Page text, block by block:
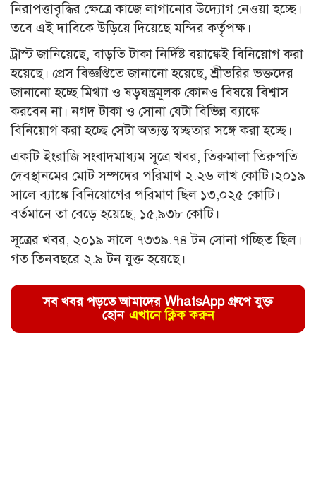
নিরাপত্তাবৃদ্ধির ক্ষেত্রে কাজে লাগানোর উদ্যোগ নেওয়া হচ্ছে।
তবে এই দাবিকে উড়িয়ে দিয়েছে মন্দির কর্তৃপক্ষ।
ট্রাস্ট জানিয়েছে, বাড়তি টাকা নির্দিষ্ট ব্য়াঙ্কেই বিনিয়োগ করা
হয়েছে। প্রেস বিজ্ঞপ্তিতে জানানো হয়েছে, শ্রীভরির ভক্তদের
জানানো হচ্ছে মিথ্যা ও ষড়যন্ত্রমূলক কোনও বিষয়ে বিশ্বাস
করবেন না। নগদ টাকা ও সোনা যেটা বিভিন্ন ব্যাঙ্কে
বিনিয়োগ করা হচ্ছে সেটা অত্যন্ত স্বচ্ছতার সঙ্গে করা হচ্ছে।
একটি ইংরাজি সংবাদমাধ্যম সূত্রে খবর, তিরুমালা তিরুপতি
দেবস্থানমের মোট সম্পদের পরিমাণ ২.২৬ লাখ কোটি।২০১৯
সালে ব্যাঙ্কে বিনিয়োগের পরিমাণ ছিল ১৩,০২৫ কোটি।
বর্তমানে তা বেড়ে হয়েছে, ১৫,৯৩৮ কোটি।
সূত্রের খবর, ২০১৯ সালে ৭৩৩৯.৭৪ টন সোনা গচ্ছিত ছিল।
গত তিনবছরে ২.৯ টন যুক্ত হয়েছে।
সব খবর পড়তে আমাদের WhatsApp গ্রুপে যুক্ত
হোন এখানে ক্লিক করুন